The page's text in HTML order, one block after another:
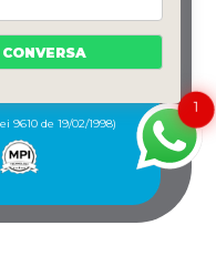
de 19/02/1998)
1